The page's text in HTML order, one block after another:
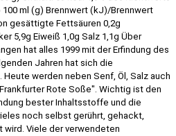
ml (g) Brennwert (kJ)/Brennwert
gesättigte Fettsäuren 0,2g
5,9g Eiweiß 1,0g Salz 1,1g Über
hat alles 1999 mit der Erfindung des
Jahren hat sich die
werden neben Senf, Öl, Salz auch
Rote Soße". Wichtig ist den
bester Inhaltsstoffe und die
noch selbst gerührt, gehackt,
Viele der verwendeten